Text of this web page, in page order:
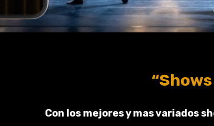
Con los mejores y mas variados